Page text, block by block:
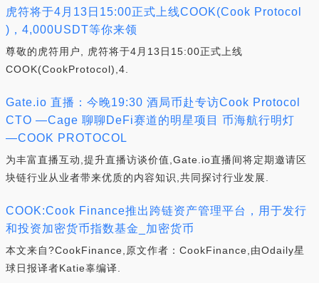
虎符将于4月13日15:00正式上线COOK(Cook Protocol
)，4,000USDT等你来领
尊敬的虎符用户, 虎符将于4月13日15:00正式上线
COOK(CookProtocol),4.
Gate.io 直播：今晚19:30 酒局币赴专访Cook Protocol
CTO —Cage 聊聊DeFi赛道的明星项目 币海航行明灯
—COOK PROTOCOL
为丰富直播互动,提升直播访谈价值,Gate.io直播间将定期邀请区
块链行业从业者带来优质的内容知识,共同探讨行业发展.
COOK:Cook Finance推出跨链资产管理平台，用于发行
和投资加密货币指数基金_加密货币
本文来自?CookFinance,原文作者：CookFinance,由Odaily星
球日报译者Katie辜编译.